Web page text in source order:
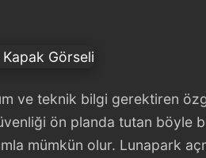
ve teknik bilgi gerektiren
ön planda tutan böyle
mümkün olur. Lunapark